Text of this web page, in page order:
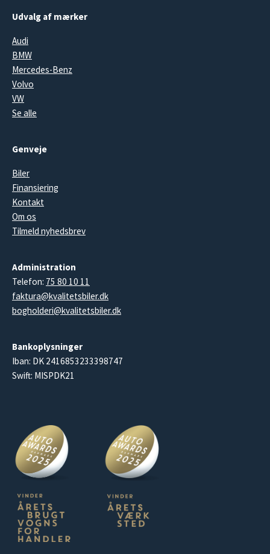
Udvalg af mærker
Audi
BMW
Mercedes-Benz
Volvo
VW
Se alle
Genveje
Biler
Finansiering
Kontakt
Om os
Tilmeld nyhedsbrev
Administration
Telefon: 75 80 10 11
faktura@kvalitetsbiler.dk
bogholderi@kvalitetsbiler.dk
Bankoplysninger
Iban: DK 2416853233398747
Swift: MISPDK21